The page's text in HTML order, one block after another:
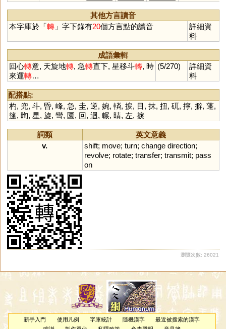
變,轉讓,轉捩
敗為勝
其他方言讀音
本字庫於「轉」字下錄有20個方言點的讀音
詳細資
料
成語彙輯
回心轉意, 天旋地轉, 急轉直下, 星移斗轉, 時
來運轉…
(5/270)
詳細資
料
配搭點:
杓, 兜, 斗, 昏, 峰, 急, 圭, 逆, 婉, 轔, 捩, 目 , 抹, 扭, 矹, 擰, 擗, 蓬,
篷, 眴, 星, 旋, 彎, 圜, 回, 迴, 輾, 睛, 左, 捩
詞類
英文意義
v.
shift; move; turn; change direction;
revolve; rotate; transfer; transmit; pass
on
瀏覽次數: 26021
新手入門 使用凡例 字庫統計 隨機漢字
最近被搜索的漢字